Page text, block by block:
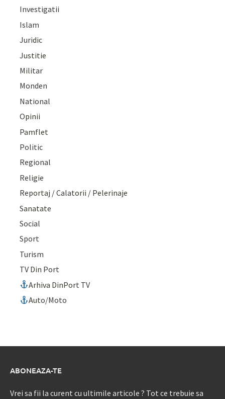
Investigatii
Islam
Juridic
Justitie
Militar
Monden
National
Opinii
Pamflet
Politic
Regional
Religie
Reportaj / Calatorii / Pelerinaje
Sanatate
Social
Sport
Turism
TV Din Port
Arhiva DinPort TV
Auto/Moto
ABONEAZA-TE
Vrei sa fii la curent cu ultimile articole ? Tot ce trebuie sa